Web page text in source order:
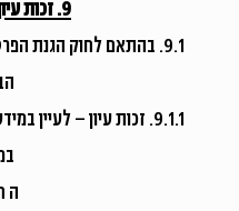
9. זכות עיון ושינוי ב מידע
9.1. בהתאם לחוק הגנת
9.1.1. זכות עיון –
ה